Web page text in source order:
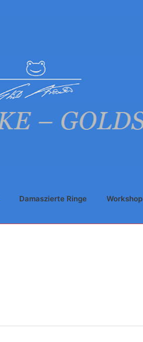
Damaszierte Ringe Workshop